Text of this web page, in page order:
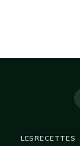
LESRECETTES